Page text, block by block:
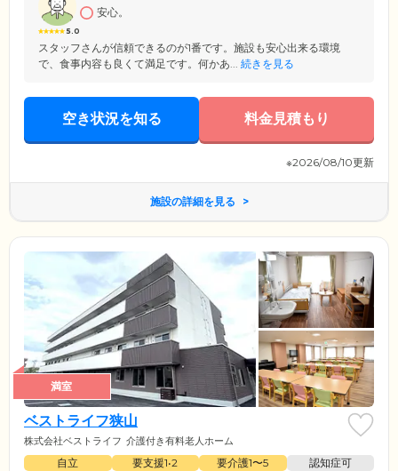
心して住み続けられます。
5.0
安心。
スタッフさんが信頼できるのが1番です。施設も安心出来る環境
で、食事内容も良くて満足です。何かあ... 続きを見る
空き状況を知る 料金見積もり
※2026/08/10更新
施設の詳細を見る
満室
ベストライフ狭山
株式会社ベストライフ 介護付き有料老人ホーム
自立 要支援1•2 要介護1〜5
認知症可